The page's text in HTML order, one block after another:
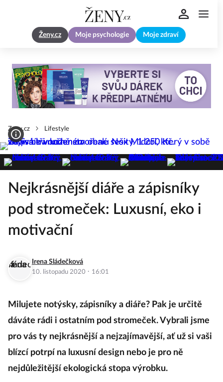
Ženy.cz Moje psychologie Moje zdraví
Zeny.cz Lifestyle
Nejkrásnější diáře a zápisníky
pod stromeček: Luxusní, eko i
motivační
Irena Sládečková
10. listopadu 2020 · 16:01
Milujete notýsky, zápisníky a diáře? Pak je určitě
dáváte rádi i ostatním pod stromeček. Vybrali jsme
pro vás ty nejkrásnější a nejzajímavější, ať už si vaši
blízcí potrpí na luxusní design nebo je pro ně
nejdůležitější ekologická stopa výrobku.